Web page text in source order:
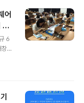
어
교
6
조
원
선